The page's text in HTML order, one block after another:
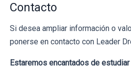
Contacto
Si desea ampliar información o
ponerse en contacto con Leader
Estaremos encantados de